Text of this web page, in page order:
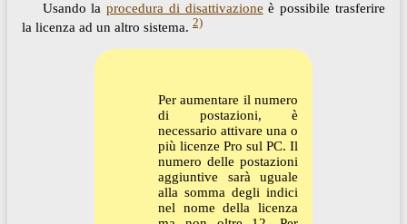
Usando laprocedura di disattivazione è possibile trasferire
la licenza ad un altro sistema. 2)
Per aumentare il numero
di postazioni, è
necessario attivare una o
più licenze Pro sul PC. Il
numero delle postazioni
aggiuntive sarà uguale
alla somma degli indici
nel nome della licenza